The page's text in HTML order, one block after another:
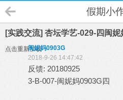
假期小
[实践交流] 杏坛学艺-029-四闽
点击重新加载闽妮妈0903G
2018-9-26 14:47:42
反馈: 20180925
3-B-007-闽妮妈0903G四